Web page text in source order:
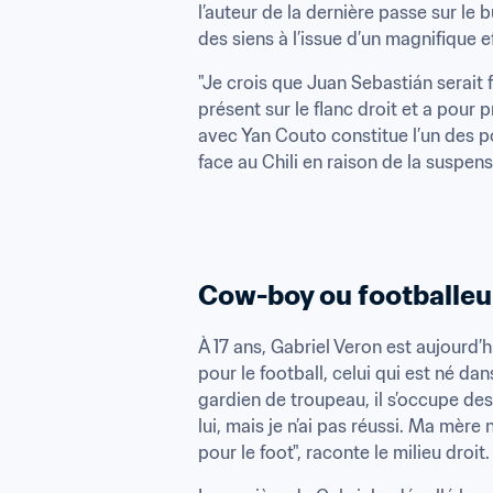
l’auteur de la dernière passe sur le
des siens à l’issue d’un magnifique
"Je crois que Juan Sebastián serait
présent sur le flanc droit et a pour
avec Yan Couto constitue l’un des
face au Chili en raison de la
Cow-boy ou
À 17 ans, Gabriel Veron est
pour le football, celui qui est né
gardien de troupeau, il s’occupe
lui, mais je n’ai pas réussi. Ma
pour le foot", raconte le milieu droit.